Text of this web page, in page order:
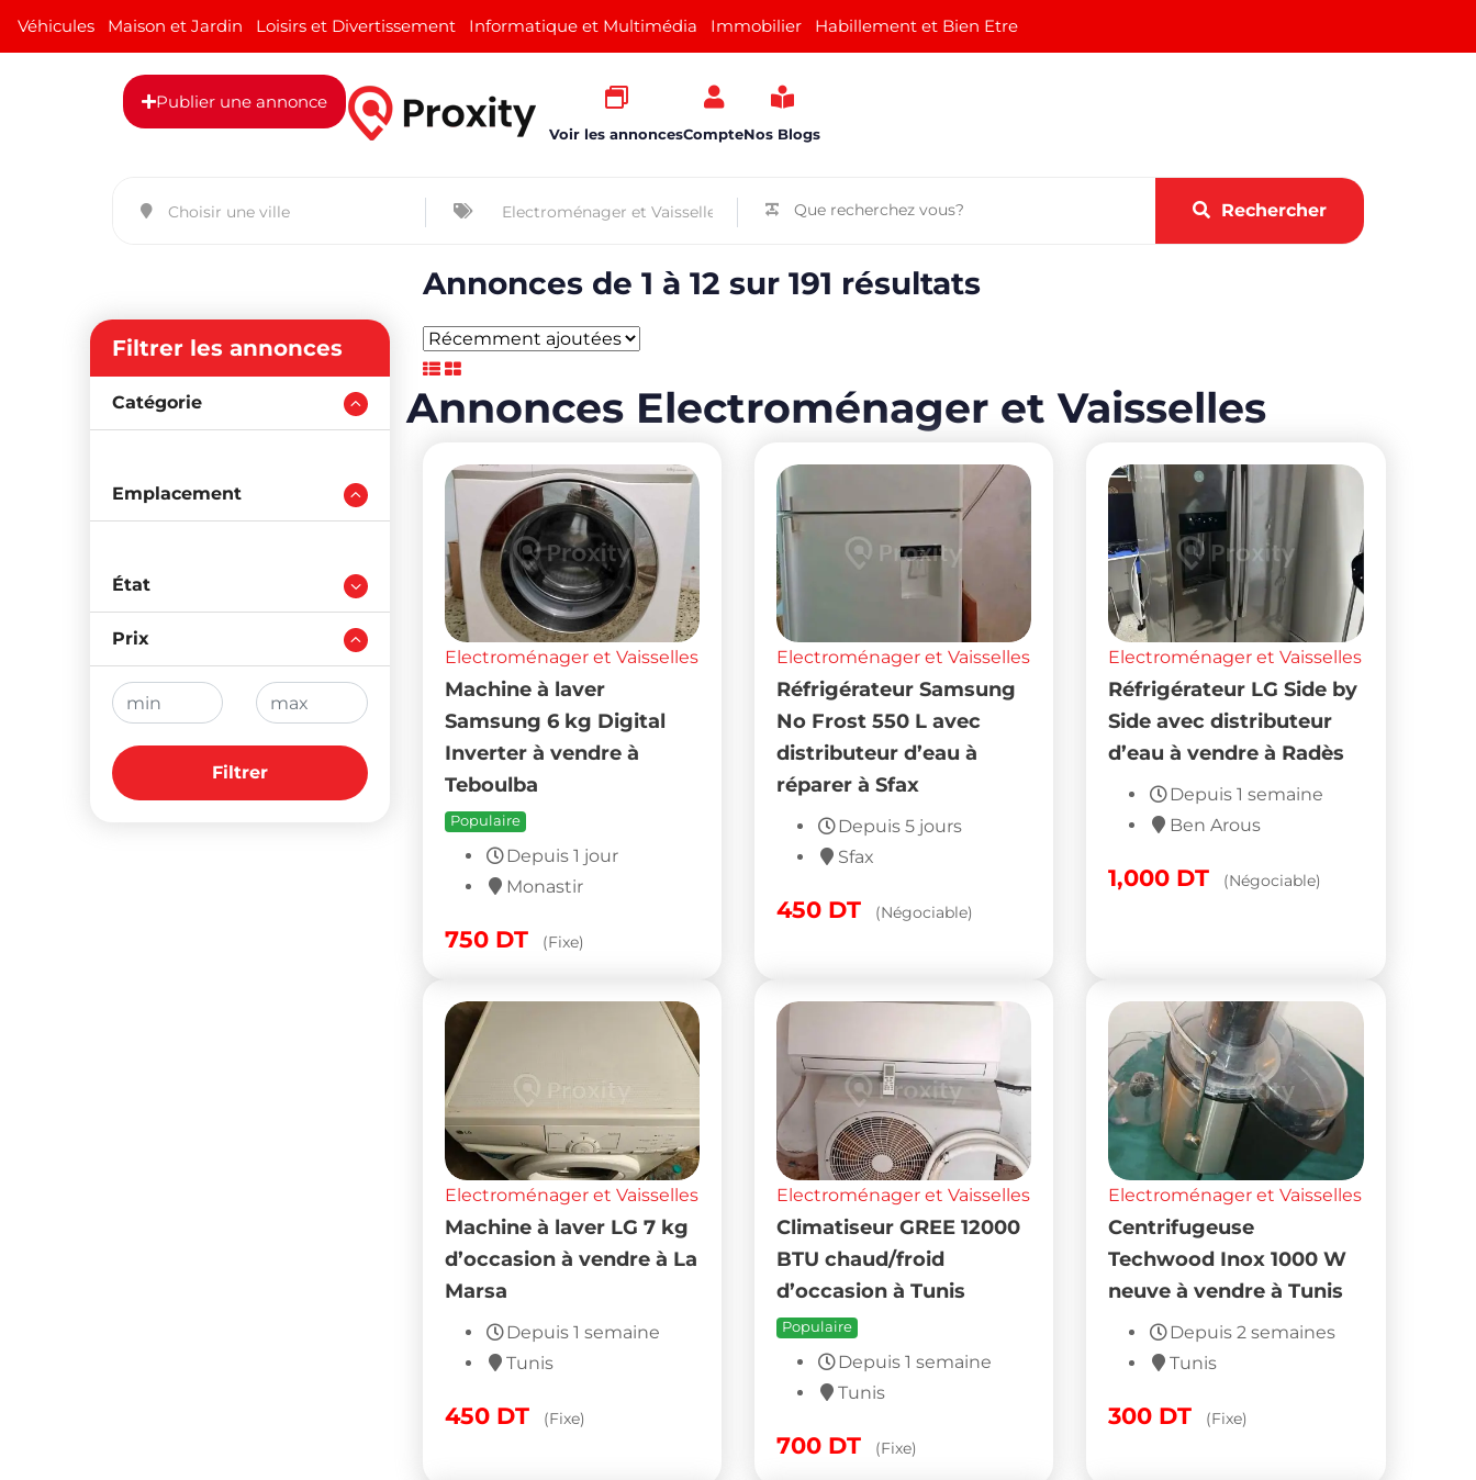
Véhicules Maison et Jardin Loisirs et Divertissement Informatique et Multimédia Immobilier Habillement et Bien Etre
Publier une annonce
Voir les annoncesCompteNos Blogs
Rechercher
Filtrer les annonces
Catégorie
Emplacement
État
Prix
Filtrer
Annonces de 1 à 12 sur 191 résultats
Annonces Electroménager et Vaisselles
Electroménager et Vaisselles
Machine à laver
Samsung 6 kg Digital
Inverter à vendre à
Teboulba
Populaire
Depuis 1 jour
Monastir
750 DT (Fixe)
Electroménager et Vaisselles
Réfrigérateur Samsung
No Frost 550 L avec
distributeur d’eau à
réparer à Sfax
Depuis 5 jours
Sfax
450 DT (Négociable)
Electroménager et Vaisselles
Réfrigérateur LG Side by
Side avec distributeur
d’eau à vendre à Radès
Depuis 1 semaine
Ben Arous
1,000 DT (Négociable)
Electroménager et Vaisselles
Machine à laver LG 7 kg
d’occasion à vendre à La
Marsa
Depuis 1 semaine
Tunis
450 DT (Fixe)
Electroménager et Vaisselles
Climatiseur GREE 12000
BTU chaud/froid
d’occasion à Tunis
Populaire
Depuis 1 semaine
Tunis
700 DT (Fixe)
Electroménager et Vaisselles
Centrifugeuse
Techwood Inox 1000 W
neuve à vendre à Tunis
Depuis 2 semaines
Tunis
300 DT (Fixe)